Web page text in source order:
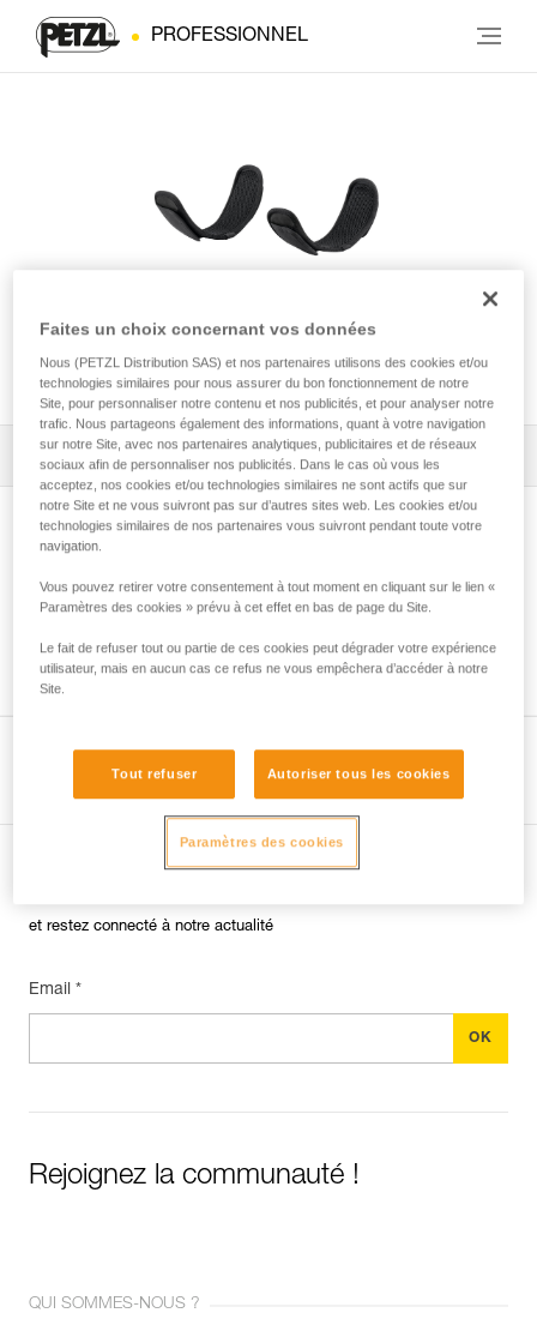
PROFESSIONNEL
Mousses de tours de cuisse
pour harnais NEWTON®
Tous les conseils techniques 1
Quel harnais pour quels usages ?
Voir la page produit
et restez connecté à notre actualité
Email *
Rejoignez la communauté !
QUI SOMMES-NOUS ?
Faites un choix concernant vos données
Nous (PETZL Distribution SAS) et nos partenaires utilisons des cookies et/ou
technologies similaires pour nous assurer du bon fonctionnement de notre
Site, pour personnaliser notre contenu et nos publicités, et pour analyser notre
trafic. Nous partageons également des informations, quant à votre navigation
sur notre Site, avec nos partenaires analytiques, publicitaires et de réseaux
sociaux afin de personnaliser nos publicités. Dans le cas où vous les
acceptez, nos cookies et/ou technologies similaires ne sont actifs que sur
notre Site et ne vous suivront pas sur d’autres sites web. Les cookies et/ou
technologies similaires de nos partenaires vous suivront pendant toute votre
navigation.
Vous pouvez retirer votre consentement à tout moment en cliquant sur le lien «
Paramètres des cookies » prévu à cet effet en bas de page du Site.
Le fait de refuser tout ou partie de ces cookies peut dégrader votre expérience
utilisateur, mais en aucun cas ce refus ne vous empêchera d’accéder à notre
Site.
Tout refuser Autoriser tous les cookies
Paramètres des cookies